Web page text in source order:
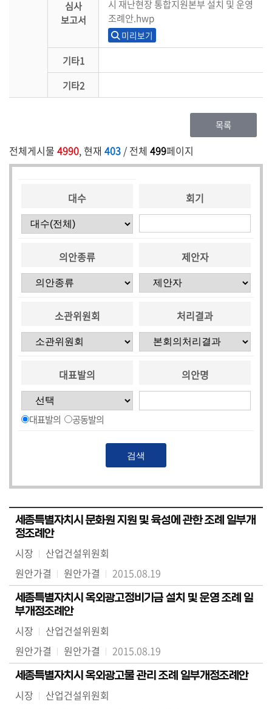
심사
보고서
시 재난현장 통합지원본부 설치 및 운영
조례안.hwp
미리보기
기타1
기타2
목록
전체게시물 4990, 현재 403 / 전체 499페이지
대수 회기
의안종류 제안자
소관위원회 처리결과
대표발의
대표발의 공동발의
의안명
세종특별자치시 문화원 지원 및 육성에 관한 조례 일부개
정조례안
시장
산업건설위원회
원안가결
원안가결 2015.08.19
세종특별자치시 옥외광고정비기금 설치 및 운영 조례 일
부개정조례안
시장
산업건설위원회
원안가결
원안가결 2015.08.19
세종특별자치시 옥외광고물 관리 조례 일부개정조례안
시장
산업건설위원회